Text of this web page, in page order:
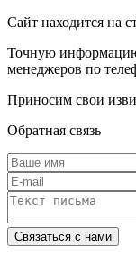
Сайт находится на
Точную
менеджеров по
Приносим свои
Обратная связь